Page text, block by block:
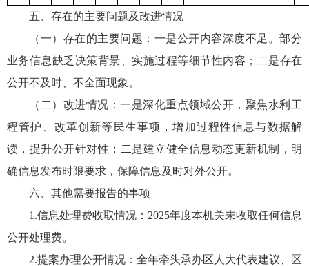
五、存在的主要问题及改进情况
（一）存在的主要问题：一是公开内容深度不足。部分
业务信息缺乏决策背景、实施过程等细节性内容；二是存在
公开不及时、不全面现象。
（二）改进情况：一是深化重点领域公开，聚焦水利工
程管护、改革创新等民生事项，增加过程性信息与数据解
读，提升公开针对性；二是建立健全信息动态更新机制，明
确信息发布时限要求，保障信息及时对外公开。
六、其他需要报告的事项
1.信息处理费收取情况：2025年度本机关未收取任何信息
公开处理费。
2.提案办理公开情况：全年牵头承办区人大代表建议、区